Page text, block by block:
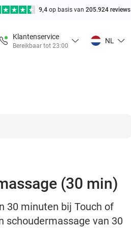
9,4 op basis van 205.924 reviews
Klantenservice
Bereikbaar tot 23:00
NL
(30 min)
30 minuten bij Touch of
schoudermassage van 30